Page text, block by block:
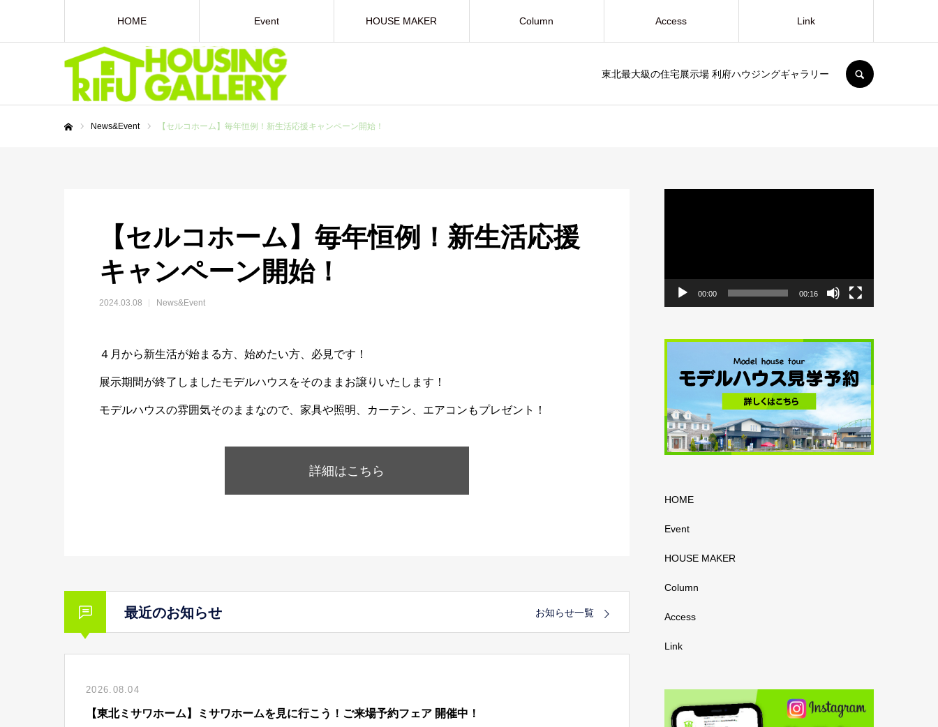
東北最大級の住宅展示場 利府ハウジングギャラリー
HOME Event HOUSE MAKER Column Access Link
News&Event 【セルコホーム】毎年恒例！新生活応援キャンペーン開始！
【セルコホーム】毎年恒例！新生活応援
キャンペーン開始！
2024.03.08 News&Event
４月から新生活が始まる方、始めたい方、必見です！
展示期間が終了しましたモデルハウスをそのままお譲りいたします！
モデルハウスの雰囲気そのままなので、家具や照明、カーテン、エアコンもプレゼント！
詳細はこちら
最近のお知らせ お知らせ一覧
2026.08.04
【東北ミサワホーム】ミサワホームを見に行こう！ご来場予約フェア 開催中！
00:00 00:16
HOME
Event
HOUSE MAKER
Column
Access
Link